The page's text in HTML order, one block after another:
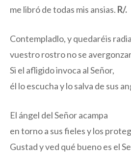
me libró de todas mis ansias. R/.
Contempladlo, y quedaréis
vuestro rostro no se
Si el afligido invoca al Señor,
él lo escucha y lo salva de sus
El ángel del Señor acampa
en torno a sus fieles y los
Gustad y ved qué bueno es el